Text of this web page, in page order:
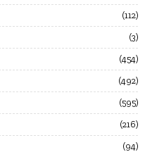
112
3
454
492
595
216
94